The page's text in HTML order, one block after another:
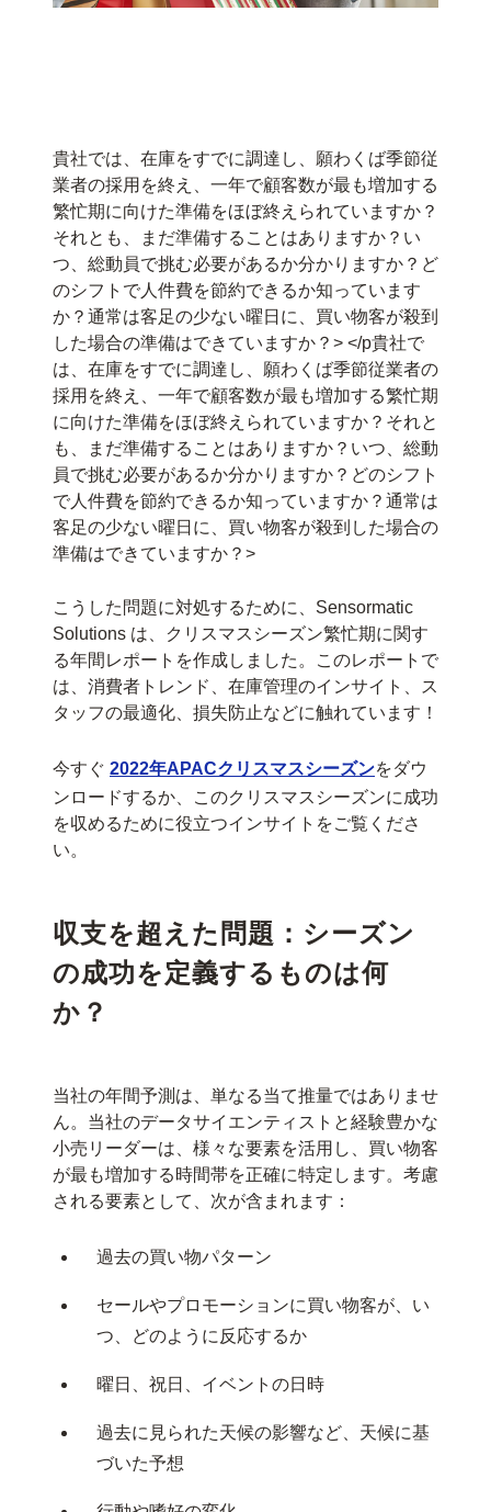
貴社では、在庫をすでに調達し、願わくば季節従
業者の採用を終え、一年で顧客数が最も増加する
繁忙期に向けた準備をほぼ終えられていますか？
それとも、まだ準備することはありますか？い
つ、総動員で挑む必要があるか分かりますか？ど
のシフトで人件費を節約できるか知っています
か？通常は客足の少ない曜日に、買い物客が殺到
した場合の準備はできていますか？> </p貴社で
は、在庫をすでに調達し、願わくば季節従業者の
採用を終え、一年で顧客数が最も増加する繁忙期
に向けた準備をほぼ終えられていますか？それと
も、まだ準備することはありますか？いつ、総動
員で挑む必要があるか分かりますか？どのシフト
で人件費を節約できるか知っていますか？通常は
客足の少ない曜日に、買い物客が殺到した場合の
準備はできていますか？>
こうした問題に対処するために、Sensormatic
Solutions は、クリスマスシーズン繁忙期に関す
る年間レポートを作成しました。このレポートで
は、消費者トレンド、在庫管理のインサイト、ス
タッフの最適化、損失防止などに触れています！
今すぐ 2022年APACクリスマスシーズンをダウ
ンロードするか、このクリスマスシーズンに成功
を収めるために役立つインサイトをご覧くださ
い。
収支を超えた問題：シーズン
の成功を定義するものは何
か？
当社の年間予測は、単なる当て推量ではありませ
ん。当社のデータサイエンティストと経験豊かな
小売リーダーは、様々な要素を活用し、買い物客
が最も増加する時間帯を正確に特定します。考慮
される要素として、次が含まれます：
過去の買い物パターン
セールやプロモーションに買い物客が、い
つ、どのように反応するか
曜日、祝日、イベントの日時
過去に見られた天候の影響など、天候に基
づいた予想